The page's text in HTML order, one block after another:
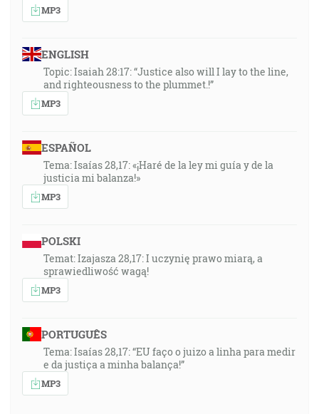
MP3
ENGLISH
Topic: Isaiah 28:17: “Justice also will I lay to the line,
and righteousness to the plummet.!”
MP3
ESPAÑOL
Tema: Isaías 28,17: «¡Haré de la ley mi guía y de la
justicia mi balanza!»
MP3
POLSKI
Temat: Izajasza 28,17: I uczynię prawo miarą, a
sprawiedliwość wagą!
MP3
PORTUGUÊS
Tema: Isaías 28,17: “EU faço o juizo a linha para medir
e da justiça a minha balança!”
MP3